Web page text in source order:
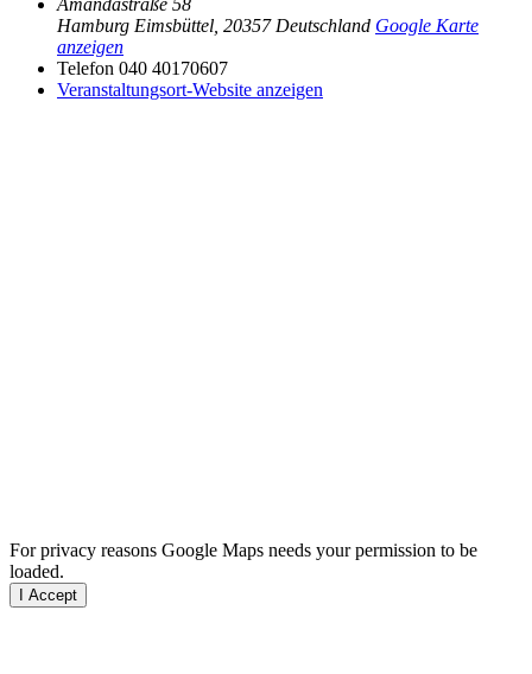
Hamburg Eimsbüttel 20357 Deutschland Google Karte
anzeigen
Telefon 040 40170607
Veranstaltungsort-Website anzeigen
For privacy reasons Google Maps needs your permission to be
loaded.
I Accept